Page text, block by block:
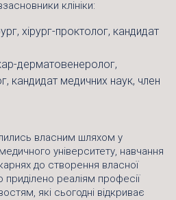
клініки:
хірург-проктолог, кандидат
дерматовенеролог,
кандидат медичних наук, член
власним шляхом у
університету, навчання
до створення власної
приділено реаліям професії
які сьогодні відкриває